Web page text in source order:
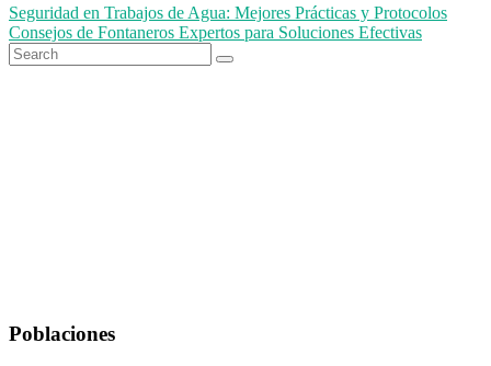
Navegación
de
entradas
Seguridad en Trabajos de Agua: Mejores Prácticas y Protocolos
Consejos de Fontaneros Expertos para Soluciones Efectivas
Search
for
Search
Poblaciones